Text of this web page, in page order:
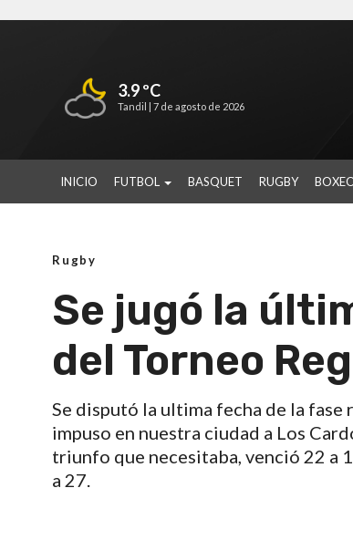
3.9 ºC
Tandil | 7 de agosto de 2026
INICIO FUTBOL BASQUET RUGBY
Rugby
Se jugó la
del Torneo
Se disputó la ultima fecha de la fase
impuso en nuestra ciudad a Los
triunfo que necesitaba, venció 22 a
a 27.